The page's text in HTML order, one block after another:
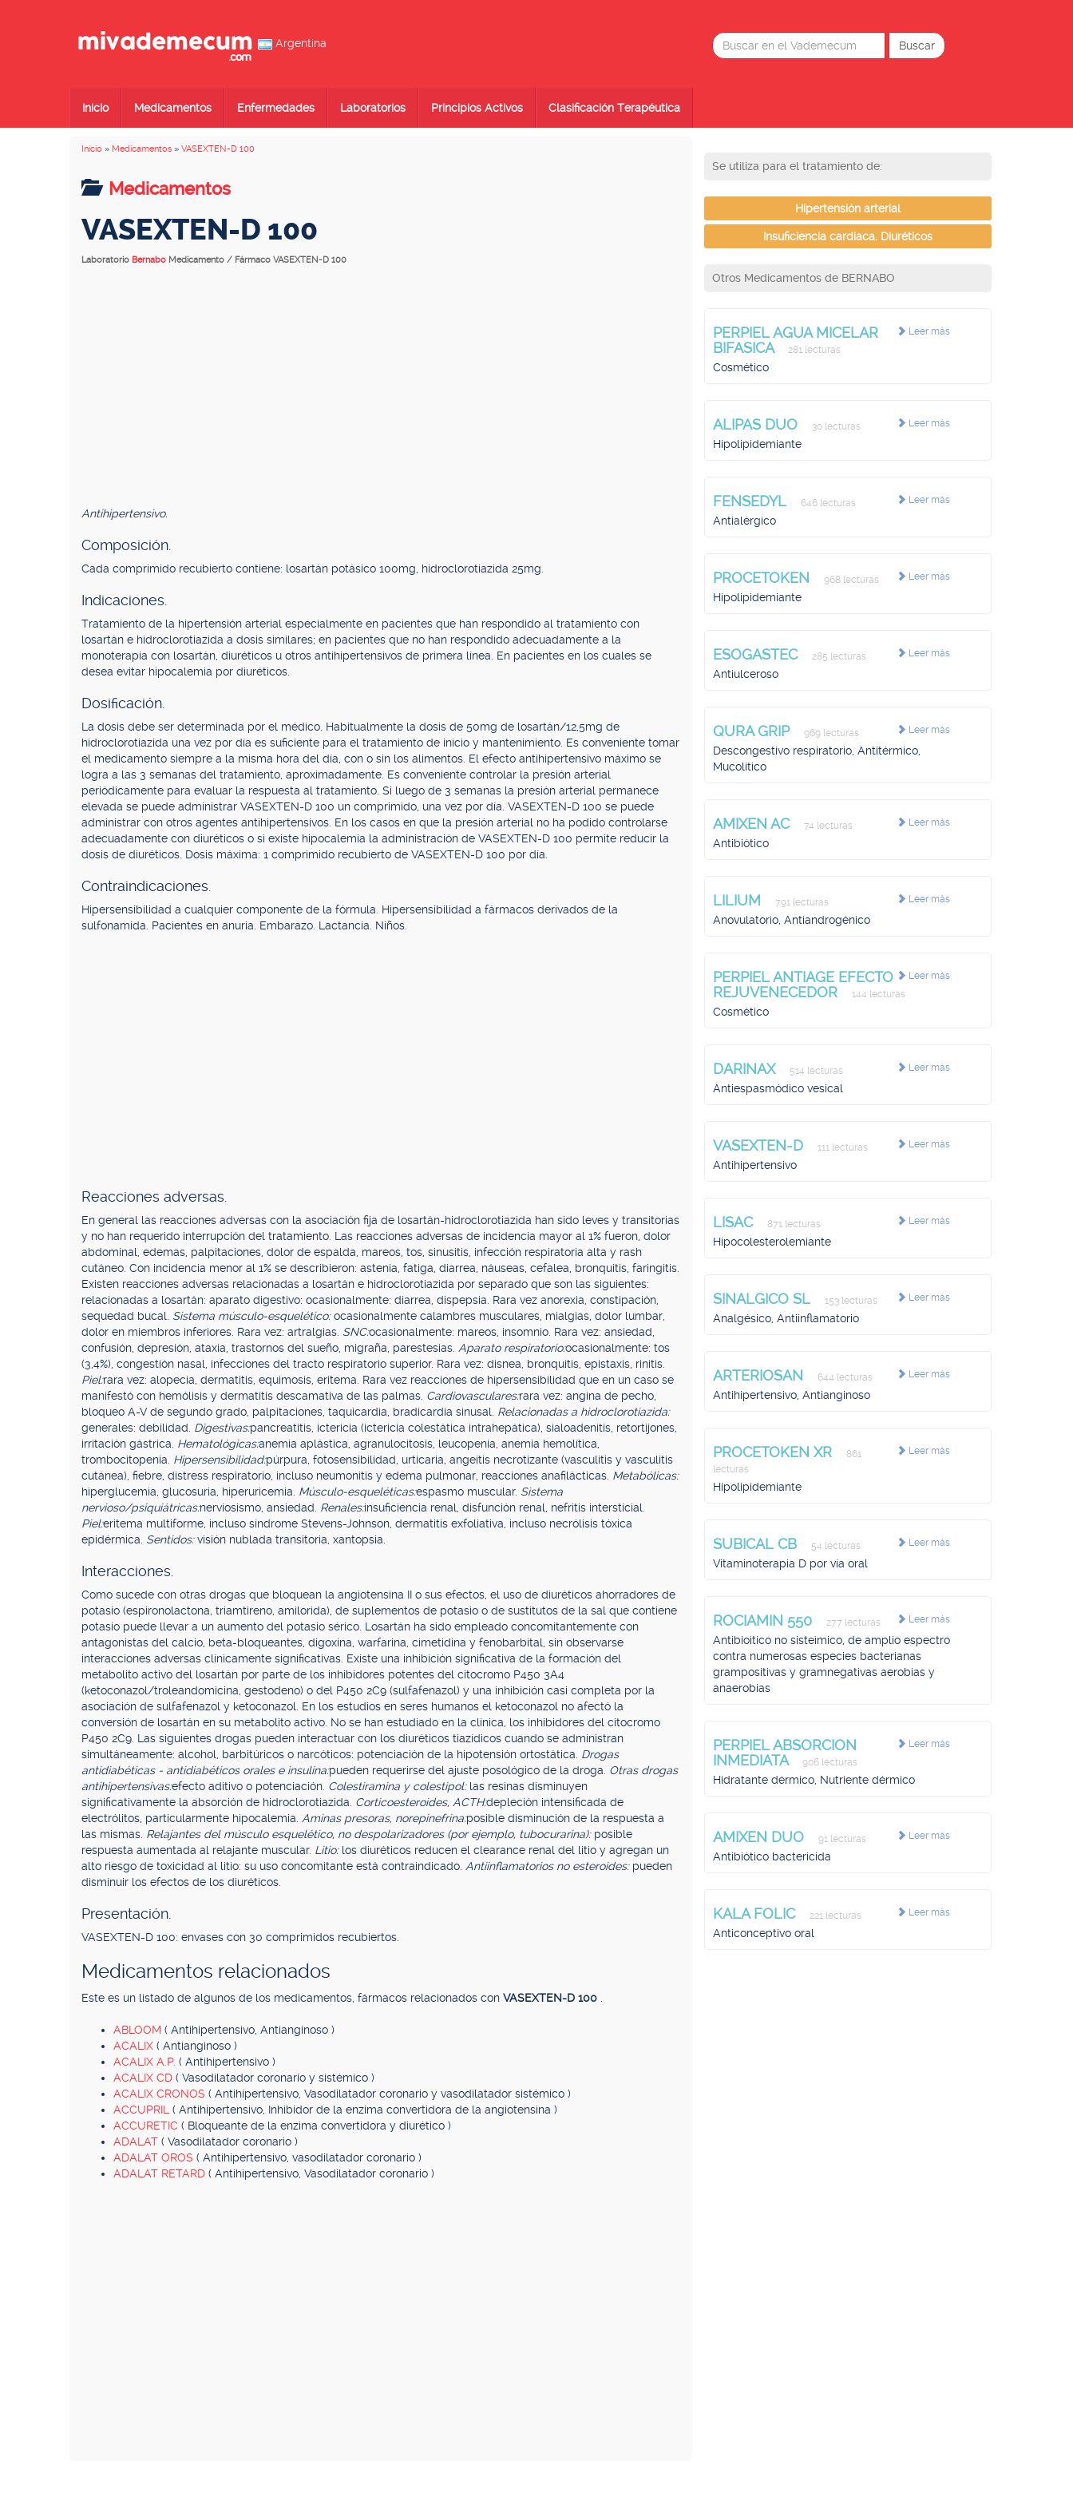
Argentina
Inicio Medicamentos Enfermedades Laboratorios Principios Activos Clasificación Terapéutica
Inicio » Medicamentos » VASEXTEN-D 100
Medicamentos
VASEXTEN-D 100
Laboratorio Bernabo Medicamento / Fármaco VASEXTEN-D 100
Antihipertensivo.
Composición.
Cada comprimido recubierto contiene: losartán potásico 100mg, hidroclorotiazida 25mg.
Indicaciones.
Tratamiento de la hipertensión arterial especialmente en pacientes que han respondido al tratamiento con
losartán e hidroclorotiazida a dosis similares; en pacientes que no han respondido adecuadamente a la
monoterapia con losartán, diuréticos u otros antihipertensivos de primera línea. En pacientes en los cuales se
desea evitar hipocalemia por diuréticos.
Dosificación.
La dosis debe ser determinada por el médico. Habitualmente la dosis de 50mg de losartán/12,5mg de
hidroclorotiazida una vez por día es suficiente para el tratamiento de inicio y mantenimiento. Es conveniente tomar
el medicamento siempre a la misma hora del día, con o sin los alimentos. El efecto antihipertensivo máximo se
logra a las 3 semanas del tratamiento, aproximadamente. Es conveniente controlar la presión arterial
periódicamente para evaluar la respuesta al tratamiento. Si luego de 3 semanas la presión arterial permanece
elevada se puede administrar VASEXTEN-D 100 un comprimido, una vez por día. VASEXTEN-D 100 se puede
administrar con otros agentes antihipertensivos. En los casos en que la presión arterial no ha podido controlarse
adecuadamente con diuréticos o si existe hipocalemia la administración de VASEXTEN-D 100 permite reducir la
dosis de diuréticos. Dosis máxima: 1 comprimido recubierto de VASEXTEN-D 100 por día.
Contraindicaciones.
Hipersensibilidad a cualquier componente de la fórmula. Hipersensibilidad a fármacos derivados de la
sulfonamida. Pacientes en anuria. Embarazo. Lactancia. Niños.
Reacciones adversas.
En general las reacciones adversas con la asociación fija de losartán-hidroclorotiazida han sido leves y transitorias
y no han requerido interrupción del tratamiento. Las reacciones adversas de incidencia mayor al 1% fueron, dolor
abdominal, edemas, palpitaciones, dolor de espalda, mareos, tos, sinusitis, infección respiratoria alta y rash
cutáneo. Con incidencia menor al 1% se describieron: astenia, fatiga, diarrea, náuseas, cefalea, bronquitis, faringitis.
Existen reacciones adversas relacionadas a losartán e hidroclorotiazida por separado que son las siguientes:
relacionadas a losartán: aparato digestivo: ocasionalmente: diarrea, dispepsia. Rara vez anorexia, constipación,
sequedad bucal. Sistema músculo-esquelético:ocasionalmente calambres musculares, mialgias, dolor lumbar,
dolor en miembros inferiores. Rara vez: artralgias. SNC:ocasionalmente: mareos, insomnio. Rara vez: ansiedad,
confusión, depresión, ataxia, trastornos del sueño, migraña, parestesias. Aparato respiratorio:ocasionalmente: tos
(3,4%), congestión nasal, infecciones del tracto respiratorio superior. Rara vez: disnea, bronquitis, epistaxis, rinitis.
Piel:rara vez: alopecia, dermatitis, equimosis, eritema. Rara vez reacciones de hipersensibilidad que en un caso se
manifestó con hemólisis y dermatitis descamativa de las palmas. Cardiovasculares:rara vez: angina de pecho,
bloqueo A-V de segundo grado, palpitaciones, taquicardia, bradicardia sinusal. Relacionadas a hidroclorotiazida:
generales: debilidad. Digestivas:pancreatitis, ictericia (ictericia colestática intrahepática), sialoadenitis, retortijones,
irritación gástrica. Hematológicas:anemia aplástica, agranulocitosis, leucopenia, anemia hemolítica,
trombocitopenia. Hipersensibilidad:púrpura, fotosensibilidad, urticaria, angeítis necrotizante (vasculitis y vasculitis
cutánea), fiebre, distress respiratorio, incluso neumonitis y edema pulmonar, reacciones anafilácticas. Metabólicas:
hiperglucemia, glucosuria, hiperuricemia. Músculo-esqueléticas:espasmo muscular. Sistema
nervioso/psiquiátricas:nerviosismo, ansiedad. Renales:insuficiencia renal, disfunción renal, nefritis intersticial.
Piel:eritema multiforme, incluso síndrome Stevens-Johnson, dermatitis exfoliativa, incluso necrólisis tóxica
epidérmica. Sentidos:visión nublada transitoria, xantopsia.
Interacciones.
Como sucede con otras drogas que bloquean la angiotensina II o sus efectos, el uso de diuréticos ahorradores de
potasio (espironolactona, triamtireno, amilorida), de suplementos de potasio o de sustitutos de la sal que contiene
potasio puede llevar a un aumento del potasio sérico. Losartán ha sido empleado concomitantemente con
antagonistas del calcio, beta-bloqueantes, digoxina, warfarina, cimetidina y fenobarbital, sin observarse
interacciones adversas clínicamente significativas. Existe una inhibición significativa de la formación del
metabolito activo del losartán por parte de los inhibidores potentes del citocromo P450 3A4
(ketoconazol/troleandomicina, gestodeno) o del P450 2C9 (sulfafenazol) y una inhibición casi completa por la
asociación de sulfafenazol y ketoconazol. En los estudios en seres humanos el ketoconazol no afectó la
conversión de losartán en su metabolito activo. No se han estudiado en la clínica, los inhibidores del citocromo
P450 2C9. Las siguientes drogas pueden interactuar con los diuréticos tiazídicos cuando se administran
simultáneamente: alcohol, barbitúricos o narcóticos: potenciación de la hipotensión ortostática. Drogas
antidiabéticas - antidiabéticos orales e insulina:pueden requerirse del ajuste posológico de la droga. Otras drogas
antihipertensivas:efecto aditivo o potenciación. Colestiramina y colestipol: las resinas disminuyen
significativamente la absorción de hidroclorotiazida. Corticoesteroides, ACTH:depleción intensificada de
electrólitos, particularmente hipocalemia. Aminas presoras, norepinefrina:posible disminución de la respuesta a
las mismas. Relajantes del músculo esquelético, no despolarizadores (por ejemplo, tubocurarina): posible
respuesta aumentada al relajante muscular. Litio: los diuréticos reducen el clearance renal del litio y agregan un
alto riesgo de toxicidad al litio: su uso concomitante está contraindicado. Antiinflamatorios no esteroides: pueden
disminuir los efectos de los diuréticos.
Presentación.
VASEXTEN-D 100: envases con 30 comprimidos recubiertos.
Medicamentos relacionados
Este es un listado de algunos de los medicamentos, fármacos relacionados con VASEXTEN-D 100
ABLOOM ( Antihipertensivo, Antianginoso )
ACALIX ( Antianginoso )
ACALIX A.P. ( Antihipertensivo )
ACALIX CD ( Vasodilatador coronario y sistémico )
ACALIX CRONOS ( Antihipertensivo, Vasodilatador coronario y vasodilatador sistémico )
ACCUPRIL ( Antihipertensivo, Inhibidor de la enzima convertidora de la angiotensina )
ACCURETIC ( Bloqueante de la enzima convertidora y diurético )
ADALAT ( Vasodilatador coronario )
ADALAT OROS ( Antihipertensivo, vasodilatador coronario )
ADALAT RETARD ( Antihipertensivo, Vasodilatador coronario )
Se utiliza para el tratamiento de:
Hipertensión arterial
Insuficiencia cardíaca. Diuréticos
Otros Medicamentos de BERNABO
Leer más
PERPIEL AGUA MICELAR
BIFASICA
281 lecturas
Cosmético
Leer más
ALIPAS DUO 30 lecturas
Hipolipidemiante
Leer más
FENSEDYL 646 lecturas
Antialérgico
Leer más
PROCETOKEN 968 lecturas
Hipolipidemiante
Leer más
ESOGASTEC 285 lecturas
Antiulceroso
Leer más
QURA GRIP 969 lecturas
Descongestivo respiratorio, Antitérmico,
Mucolítico
Leer más
AMIXEN AC 74 lecturas
Antibiótico
Leer más
LILIUM 791 lecturas
Anovulatorio, Antiandrogénico
Leer más
PERPIEL ANTIAGE EFECTO
REJUVENECEDOR
144 lecturas
Cosmético
Leer más
DARINAX 514 lecturas
Antiespasmódico vesical
Leer más
VASEXTEN-D 111 lecturas
Antihipertensivo
Leer más
LISAC 871 lecturas
Hipocolesterolemiante
Leer más
SINALGICO SL 153 lecturas
Analgésico, Antiinflamatorio
Leer más
ARTERIOSAN 644 lecturas
Antihipertensivo, Antianginoso
Leer más
PROCETOKEN XR
861
lecturas
Hipolipidemiante
Leer más
SUBICAL CB 54 lecturas
Vitaminoterapia D por vía oral
Leer más
ROCIAMIN 550 277 lecturas
Antibioìtico no sisteìmico, de amplio espectro
contra numerosas especies bacterianas
grampositivas y gramnegativas aerobias y
anaerobias
Leer más
PERPIEL ABSORCION
INMEDIATA
906 lecturas
Hidratante dérmico, Nutriente dérmico
Leer más
AMIXEN DUO 91 lecturas
Antibiótico bactericida
Leer más
KALA FOLIC 221 lecturas
Anticonceptivo oral